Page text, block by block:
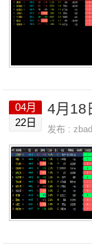
04月
22日
发布 :